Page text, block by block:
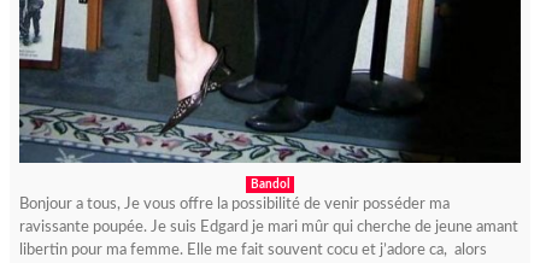
Bandol
Bonjour a tous, Je vous offre la possibilité de venir posséder ma
ravissante poupée. Je suis Edgard je mari mûr qui cherche de jeune amant
libertin pour ma femme. Elle me fait souvent cocu et j’adore ca, alors